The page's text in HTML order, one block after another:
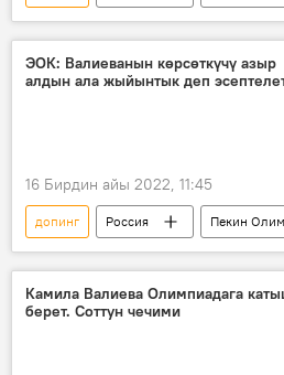
Спорт
Пекин Олимпиадасы
Сүрөт түрмөк
ЭОК: Валиеванын көрсөткүчү азыр
алдын ала жыйынтык деп
16 Бирдин айы 2022, 11:45
допинг Россия
Пекин
Камила Валиева
чыр
Камила Валиева Олимпиадага
берет. Соттун чечими